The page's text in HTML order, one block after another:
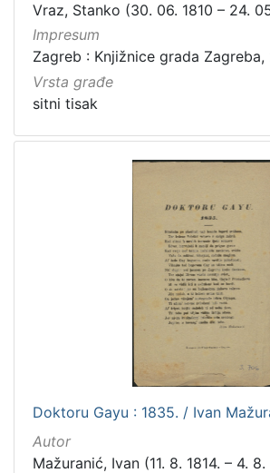
Vraz, Stanko (30. 06. 1810 – 24.
Impresum
Zagreb : Knjižnice grada Zagreba,
Vrsta građe
sitni tisak
Doktoru Gayu : 1835. / Ivan
Autor
Mažuranić, Ivan (11. 8. 1814. – 4. 8.